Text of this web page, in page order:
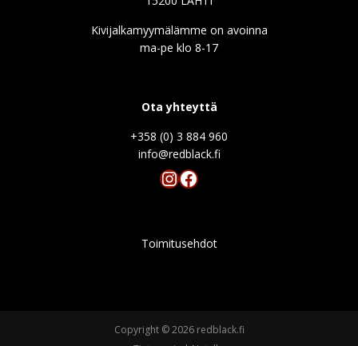
Kivijalkamyymälämme on avoinna
ma-pe klo 8-17
Ota yhteyttä
+358 (0) 3 884 960
info@redblack.f
Instagram
Facebook
Toimitusehdot
Copyright © 2026 redblack.fi